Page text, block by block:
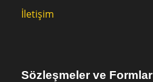
İletişim
Sözleşmeler ve Formlar